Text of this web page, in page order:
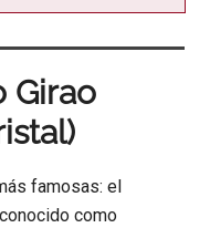
Girao
famosas: el
como